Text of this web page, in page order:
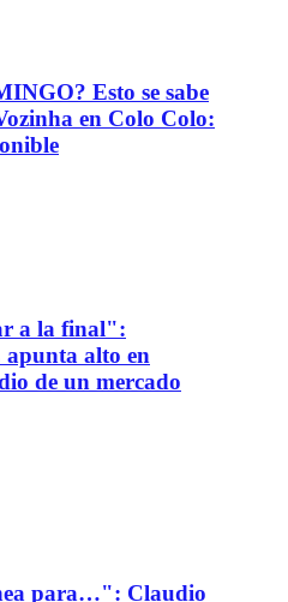
Esto se sabe
en Colo Colo:
a la final":
apunta alto en
de un mercado
para…": Claudio